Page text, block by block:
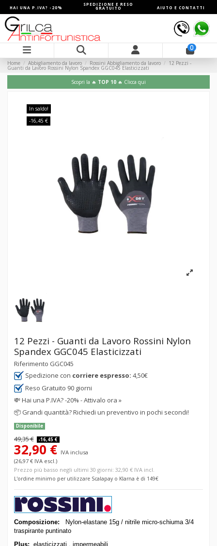
HAI UNA P.IVA? -20%
SPEDIZIONE E RESO
GRATUITO AIUTO E CONTATTI
0
Home Abbigliamento da lavoro Rossini Abbigliamento da lavoro 12 Pezzi -
Guanti da Lavoro Rossini Nylon Spandex GGC045 Elasticizzati
Scopri la 🔥 TOP 10 🔥 Clicca qui
In saldo!
-16,45 €
12 Pezzi - Guanti da Lavoro Rossini Nylon
Spandex GGC045 Elasticizzati
Riferimento GGC045
Spedizione con corriere espresso: 4,50€
Reso Gratuito 90 giorni
💸Hai una P.IVA? -20% - Attivalo ora »
📦 Grandi quantità? Richiedi un preventivo in pochi secondi!
Disponibile
49,35 € -16,45 €
32,90 € IVA inclusa
(26,97 € IVA escl.)
Prezzo più basso negli ultimi 30 giorni: 32,90 € IVA incl.
L'ordine minimo per utilizzare Scalapay o Klarna è di 149€
Composizione:
Nylon-elastane 15g / nitrile micro-schiuma 3/4
traspirante puntinato
Plus: elasticizzati , impermeabili